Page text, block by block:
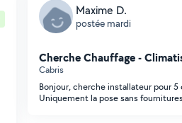
Maxime D.
postée mardi
Cherche Chauffage -
Cabris
Bonjour, cherche installateur pour 5
Uniquement la pose sans